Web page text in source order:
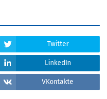
Twitter
LinkedIn
VKontakte